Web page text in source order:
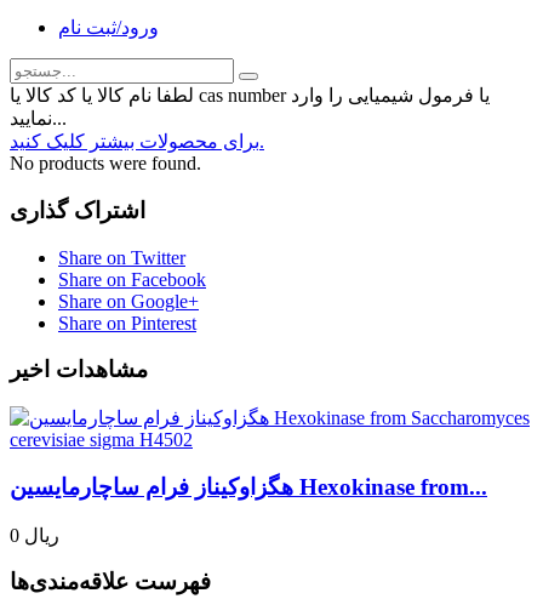
ورود/ثبت نام
لطفا نام کالا یا کد کالا یا cas number یا فرمول شیمیایی را وارد
نمایید...
برای محصولات بیشتر کلیک کنید.
No products were found.
اشتراک گذاری
Share on Twitter
Share on Facebook
Share on Google+
Share on Pinterest
مشاهدات اخیر
هگزاوکیناز فرام ساچارمایسین Hexokinase from...
0 ریال
فهرست علاقه‌مندی‌ها